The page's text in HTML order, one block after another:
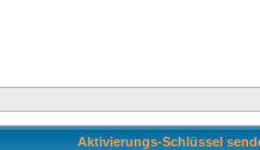
Aktivierungs-Schlüssel